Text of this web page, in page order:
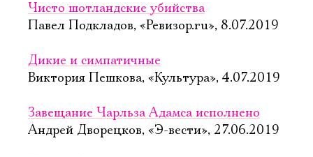
Чисто шотландские убийства
Павел Подкладов, «Ревизор.ru», 8.07.2019
Дикие и симпатичные
Виктория Пешкова, «Культура», 4.07.2019
Завещание Чарльза Адамса исполнено
Андрей Дворецков, «Э-вести», 27.06.2019